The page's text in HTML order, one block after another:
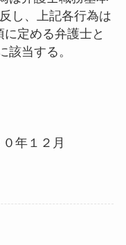
し、上記各行為は
定める弁護士と
該当する。
年１２月